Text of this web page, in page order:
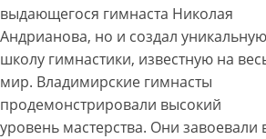
выдающегося гимнаста Николая
Андрианова, но и создал уникальную
школу гимнастики, известную на
мир. Владимирские гимнасты
продемонстрировали высокий
уровень мастерства. Они завоевали